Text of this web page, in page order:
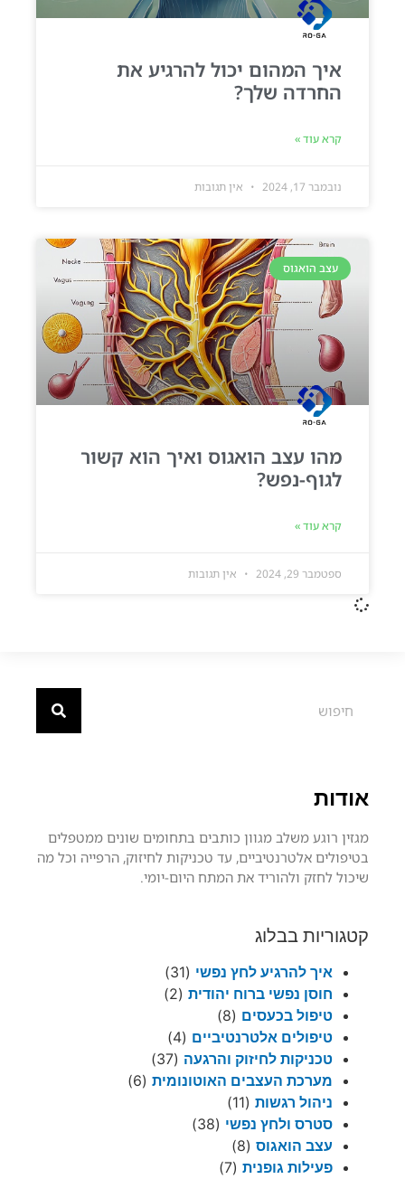
אודות
מגזין רוגע משלב מגוון כותבים בתחומים שונים ממטפלים
בטיפולים אלטרנטיביים, עד טכניקות לחיזוק, הרפייה וכל מה
שיכול לחזק ולהוריד את המתח היום-יומי.
קטגוריות בבלוג
איך להרגיע לחץ נפשי (31)
חוסן נפשי ברוח יהודית (2)
טיפול בכעסים (8)
טיפולים אלטרנטיביים (4)
טכניקות לחיזוק והרגעה (37)
מערכת העצבים האוטונומית (6)
ניהול רגשות (11)
סטרס ולחץ נפשי (38)
עצב הואגוס (8)
פעילות גופנית (7)
איך המהום יכול להרגיע את
החרדה שלך?
קרא עוד »
נובמבר 17, 2024 אין תגובות
עצב הואגוס
מהו עצב הואגוס ואיך הוא קשור
לגוף-נפש?
קרא עוד »
ספטמבר 29, 2024 אין תגובות